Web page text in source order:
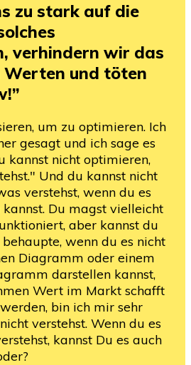
zu stark auf die
verhindern wir das
und töten
um zu optimieren. Ich
gesagt und ich sage es
kannst nicht optimieren,
Und du kannst nicht
verstehst, wenn du es
Du magst vielleicht
aber kannst du
wenn du es nicht
Diagramm oder einem
darstellen kannst,
Wert im Markt schafft
bin ich mir sehr
verstehst. Wenn du es
kannst Du es auch